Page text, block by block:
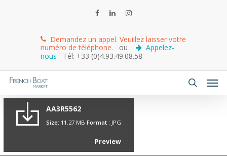
Demandez un appel. Veuillez laisser votre
numéro de téléphone. ou
Appelez-
nous
Tél: +33 (0)4.93.49.08.58
AA3R5562
Size: 11.27 MB Format : JPG
Preview